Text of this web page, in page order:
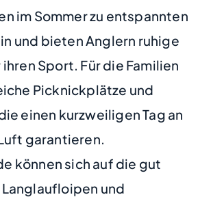
im Sommer zu entspannten
und bieten Anglern ruhige
Sport. Für die Familien
Picknickplätze und
einen kurzweiligen Tag an
garantieren.
können sich auf die gut
und